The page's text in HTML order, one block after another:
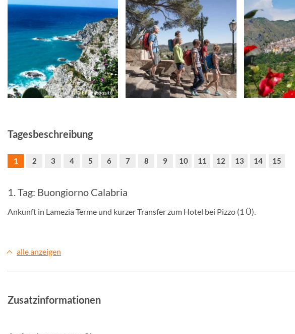
© Elisa Esposito ©
Tagesbeschreibung
1 2 3 4 5 6 7 8 9 10 11 12 13 14 15
1. Tag: Buongiorno Calabria
Ankunft in Lamezia Terme und kurzer Transfer zum Hotel bei Pizzo (1 Ü).
alle anzeigen
Zusatzinformationen